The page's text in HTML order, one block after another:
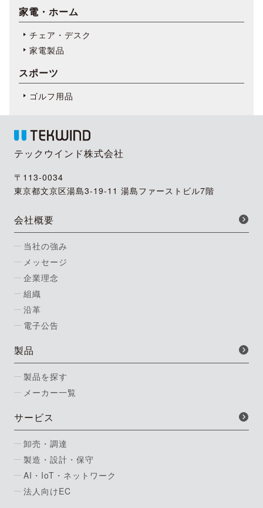
家電・ホーム
チェア・デスク
家電製品
スポーツ
ゴルフ用品
テックウインド株式会社
〒113-0034
東京都文京区湯島3-19-11 湯島ファーストビル7階
会社概要
当社の強み
メッセージ
企業理念
組織
沿革
電子公告
製品
製品を探す
メーカー一覧
サービス
卸売・調達
製造・設計・保守
AI・IoT・ネットワーク
法人向けEC